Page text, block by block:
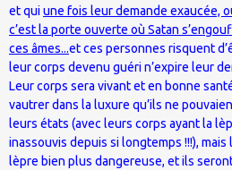
et quiune fois leur demande exaucée,
c’est la porte ouverte où Satan
ces âmes...et ces personnes risquent
leur corps devenu guéri n’expire leur
Leur corps sera vivant et en bonne
vautrer dans la luxure qu’ils ne
leurs états (avec leurs corps ayant la
inassouvis depuis si longtemps !!!),
lèpre bien plus dangereuse, et ils